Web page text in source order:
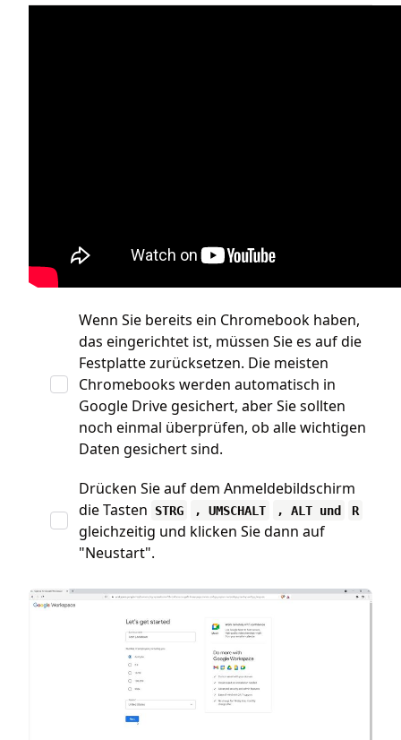
Wenn Sie bereits ein Chromebook haben,
das eingerichtet ist, müssen Sie es auf die
Festplatte zurücksetzen. Die meisten
Chromebooks werden automatisch in
Google Drive gesichert, aber Sie sollten
noch einmal überprüfen, ob alle wichtigen
Daten gesichert sind.
Drücken Sie auf dem Anmeldebildschirm
die Tasten
STRG , UMSCHALT , ALT und R
gleichzeitig und klicken Sie dann auf
"Neustart".